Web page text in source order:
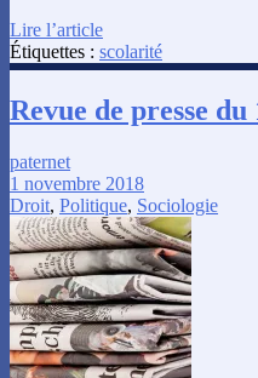
Lire l’article
Étiquettes : scolarité
Revue de presse
paternet
1 novembre 2018
Droit, Politique, Sociologie